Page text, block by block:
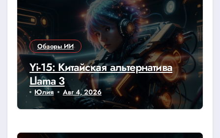
Обзоры ИИ
Yi-15: Китайская альтернатива
Llama 3
Юлия Авг 4, 2026